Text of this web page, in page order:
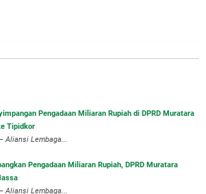
Pengadaan Miliaran Rupiah di DPRD Muratara
Tipidkor
Aliansi Lembaga...
Pengadaan Miliaran Rupiah, DPRD Muratara
Aliansi Lembaga...